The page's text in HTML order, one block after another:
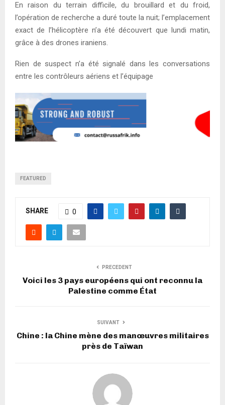
En raison du terrain difficile, du brouillard et du froid,
l’opération de recherche a duré toute la nuit; l’emplacement
exact de l’hélicoptère n’a été découvert que lundi matin,
grâce à des drones iraniens.
Rien de suspect n’a été signalé dans les conversations
entre les contrôleurs aériens et l’équipage
FEATURED
SHARE 0
PRECEDENT
Voici les 3 pays européens qui ont reconnu la
Palestine comme État
SUIVANT
Chine : la Chine mène des manœuvres militaires
près de Taïwan